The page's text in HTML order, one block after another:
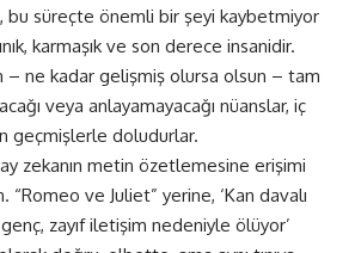
bu süreçte önemli bir şeyi kaybetmiyor
karmaşık ve son derece insanidir.
– ne kadar gelişmiş olursa olsun – tam
veya anlayamayacağı nüanslar, iç
geçmişlerle doludurlar.
zekanın metin özetlemesine erişimi
ve Juliet” yerine, ‘Kan davalı
zayıf iletişim nedeniyle ölüyor’